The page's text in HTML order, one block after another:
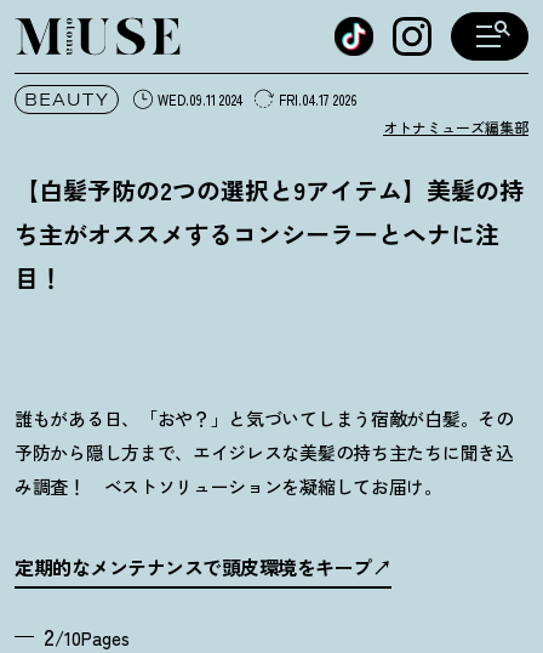
オトナミューズ ウェブ
BEAUTY WED.09.11 2024 FRI.04.17 2026
オトナミューズ編集部
【白髪予防の2つの選択と9アイテム】美髪の持
ち主がオススメするコンシーラーとヘナに注
目 ！
誰もがある日、「おや？」と気づいてしまう宿敵が白髪。その
予防から隠し方まで、エイジレスな美髪の持ち主たちに聞き込
み調査！ ベストソリューションを凝縮してお届け。
定期的なメンテナンスで頭皮環境をキープ
2/10Pages